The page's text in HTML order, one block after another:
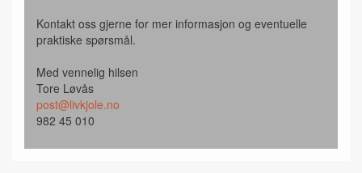
Kontakt oss gjerne for mer informasjon og eventuelle
praktiske spørsmål.
Med vennelig hilsen
Tore Løvås
post@livkjole.no
982 45 010